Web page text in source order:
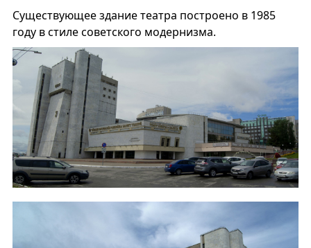
Существующее здание театра построено в 1985
году в стиле советского модернизма.